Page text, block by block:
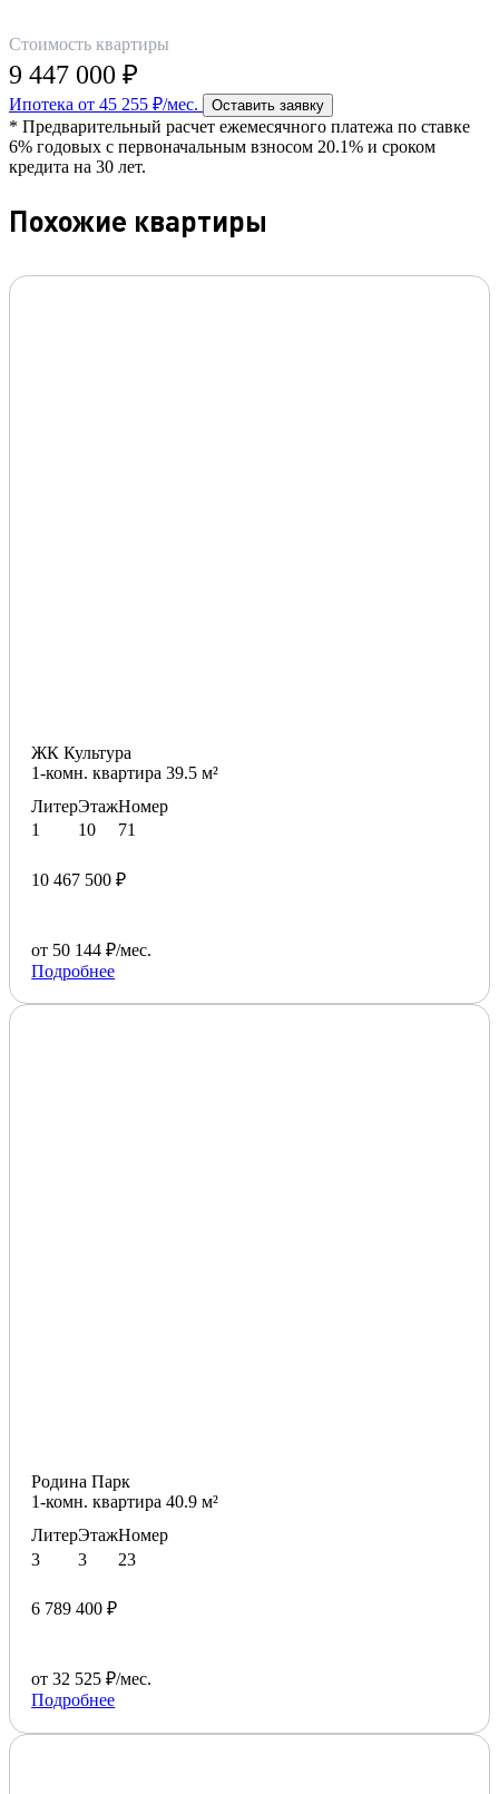
Стоимость квартиры
9 447 000 ₽
Ипотека от 45 255 ₽/мес. Оставить заявку
* Предварительный расчет ежемесячного платежа по ставке
6% годовых с первоначальным взносом 20.1% и сроком
кредита на 30 лет.
Похожие квартиры
ЖК Культура
1-комн. квартира 39.5 м²
Литер
1
Этаж
10
Номер
71
10 467 500 ₽
от 50 144 ₽/мес.
Подробнее
Родина Парк
1-комн. квартира 40.9 м²
Литер
3
Этаж
3
Номер
23
6 789 400 ₽
от 32 525 ₽/мес.
Подробнее